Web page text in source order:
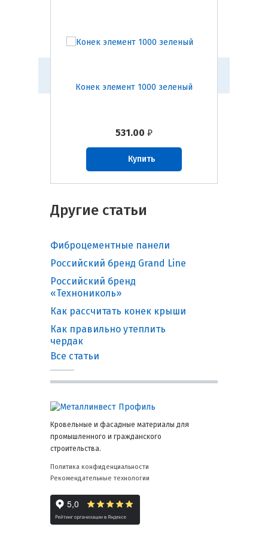
531.00 ₽
Конек элемент 1000 зеленый
Купить
Другие статьи
Фиброцементные панели
Российский бренд Grand Line
Российский бренд
«Технониколь»
Как рассчитать конек крыши
Как правильно утеплить
чердак
Все статьи
Кровельные и фасадные материалы для
промышленного и гражданского
строительства.
Политика конфиденциальности
Рекомендательные технологии